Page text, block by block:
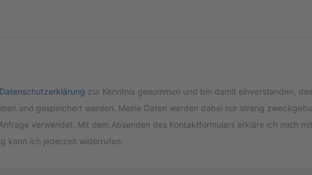
Daten­schutz­er­klä­rung zur Kennt­nis genom­men und bin damit ein­ver­stan­den,
und gespei­chert wer­den. Mei­ne Daten wer­den dabei nur streng
ver­wen­det. Mit dem Absen­den des Kon­takt­for­mu­lars erklä­re ich mich
kann ich jeder­zeit widerrufen.